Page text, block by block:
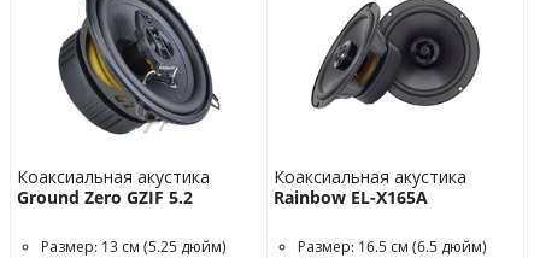
Коаксиальная акустика
Ground Zero GZIF 5.2
Размер: 13 см (5.25 дюйм)
Коаксиальная акустика
Rainbow EL-X165A
Размер: 16.5 см (6.5 дюйм)